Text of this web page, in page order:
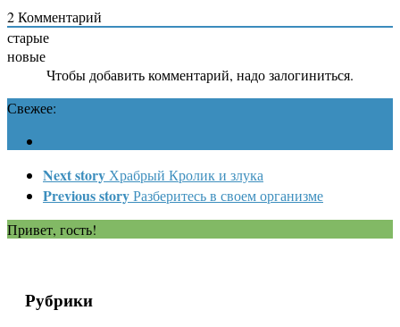
2Комментарий
старые
новые
Чтобы добавить комментарий, надо залогиниться.
Свежее:
Next story Храбрый Кролик и злука
Previous storyРазберитесь в своем организме
Привет, гость!
Рубрики